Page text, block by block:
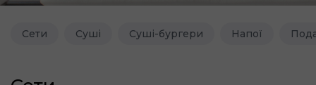
Сети Суші Суші-бургери Напої